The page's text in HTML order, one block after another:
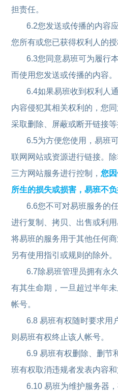
担责任。
6.2您发送或传播的内容
您所有或您已获得权利人的授
6.3您同意易班可为履行
而使用您发送或传播的内容。
6.4如果易班收到权利人
内容侵犯其相关权利的，您
采取删除、屏蔽或断开链接等
6.5为方便您使用，易班
联网网站或资源进行链接。
三方网站服务进行控制，您
所生的损失或损害，易班不负
6.6您不可对易班服务的
进行复制、拷贝、出售或利
将易班的服务用于其他任何
另有使用指引或规则的除外。
6.7除易班管理员拥有永
有其生命期，一旦超过半年
帐号。
6.8 易班有权随时要求用
则易班有权终止该人帐号。
6.9 易班有权删除、删节
班有权取消违规者发表内容
6.10 易班为维护服务器